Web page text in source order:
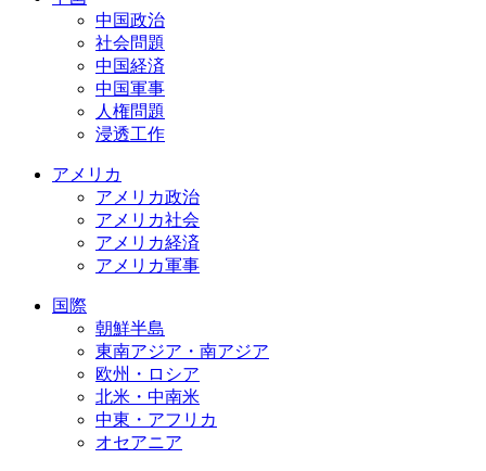
中国政治
社会問題
中国経済
中国軍事
人権問題
浸透工作
アメリカ
アメリカ政治
アメリカ社会
アメリカ経済
アメリカ軍事
国際
朝鮮半島
東南アジア・南アジア
欧州・ロシア
北米・中南米
中東・アフリカ
オセアニア